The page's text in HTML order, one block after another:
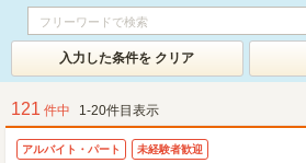
入力した条件を クリア
121 件中 1-20件目表示
アルバイト・パート 未経験者歓迎